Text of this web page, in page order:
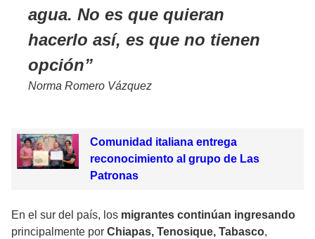
agua. No es que quieran
hacerlo así, es que no tienen
opción
Norma Romero Vázquez
Comunidad italiana entrega
reconocimiento al grupo de Las
Patronas
En el sur del país, los migrantes continúan ingresando
principalmente por Chiapas, Tenosique, Tabasco,